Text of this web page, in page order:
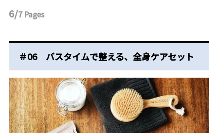
6/7Pages
＃06 バスタイムで整える、全身ケアセット